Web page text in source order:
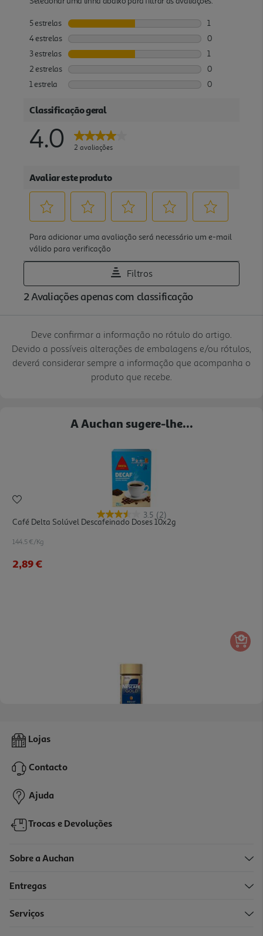
Deve confirmar a informação no rótulo do artigo.
Devido a possíveis alterações de embalagens e/ou rótulos,
deverá considerar sempre a informação que acompanha o
produto que recebe.
A Auchan sugere-lhe...
3.5 (2)
Café Delta Solúvel Descafeinado Doses 10x2g
144.5 €/Kg
2,89 €
Café Nescafé Solúvel Gold Descafeinado 100g
8,89 €
-35%
Lojas
Contacto
Ajuda
Trocas e Devoluções
Sobre a Auchan
Entregas
Serviços